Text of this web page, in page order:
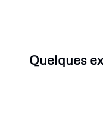
Quelques